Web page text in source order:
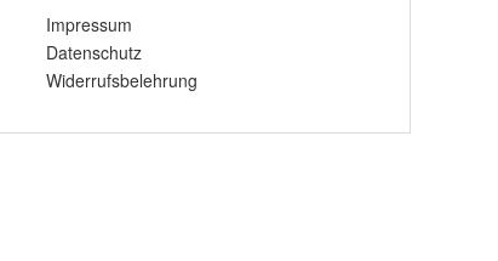
Impressum
Datenschutz
Widerrufsbelehrung